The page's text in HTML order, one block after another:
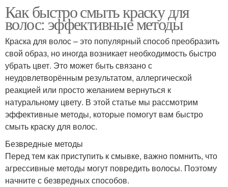
Как быстро смыть краску для
волос: эффективные методы
Краска для волос – это популярный способ преобразить
свой образ, но иногда возникает необходимость быстро
убрать цвет. Это может быть связано с
неудовлетворённым результатом, аллергической
реакцией или просто желанием вернуться к
натуральному цвету. В этой статье мы рассмотрим
эффективные методы, которые помогут вам быстро
смыть краску для волос.
Безвредные методы
Перед тем как приступить к смывке, важно помнить, что
агрессивные методы могут повредить волосы. Поэтому
начните с безвредных способов.